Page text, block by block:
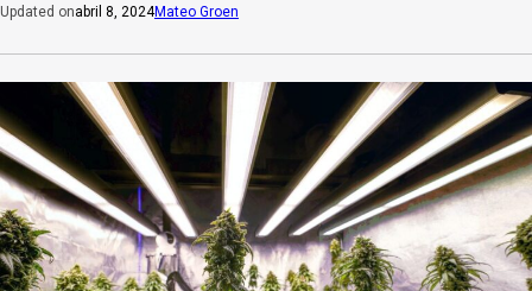
Updated onabril 8, 2024Mateo Groen